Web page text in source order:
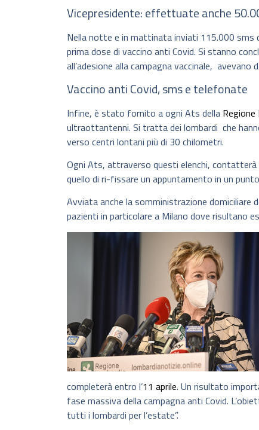
Vicepresidente: effettuate anche
Nella notte e in mattinata inviati 115.000 sms
prima dose di vaccino anti Covid. Si stanno
all’adesione alla campagna vaccinale,
Vaccino anti Covid, sms e telefonate
Infine, è stato fornito a ogni Ats della Regione
ultraottantenni. Si tratta dei lombardi che
verso centri lontani più di 30 chilometri.
Ogni Ats, attraverso questi elenchi,
quello di ri-fissare un appuntamento in un
Avviata anche la somministrazione
pazienti in particolare a Milano dove risultano
completerà entro l’11 aprile. Un risultato
fase massiva della campagna anti Covid.
tutti i lombardi per l’estate”.